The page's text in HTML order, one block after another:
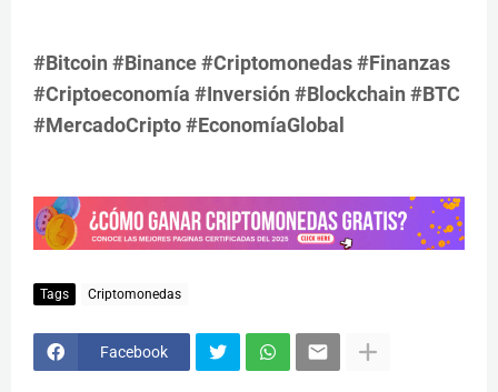
#Bitcoin #Binance #Criptomonedas #Finanzas
#Criptoeconomía #Inversión #Blockchain #BTC
#MercadoCripto #EconomíaGlobal
Tags Criptomonedas
Facebook